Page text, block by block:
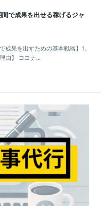
で成果を出せる稼げるジャ
成果を出すための基本戦略】1.
由】 ココナ...